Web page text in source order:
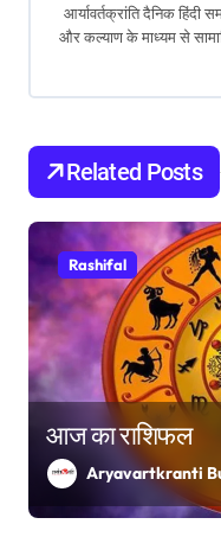
g
a
t
i
o
n
आर्यावर्तक्रांति दैनिक हिंदी
और कल्याण के माध्यम से
Related Posts
Rashifal
आज का राशिफल
Aryavartkranti